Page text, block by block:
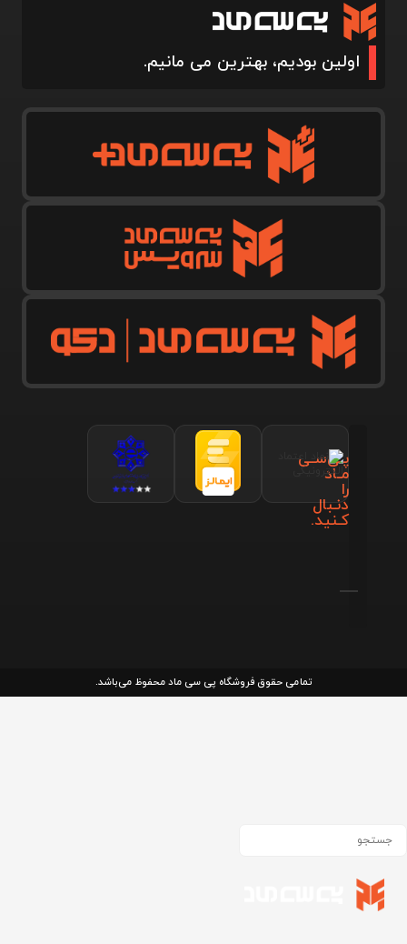
اولین بودیم، بهترین می مانیم.
پـی‌سـی
مـاد
را
دنـبال
کـنید.
تمامی حقوق فروشگاه پی سی ماد محفوظ می‌باشد.